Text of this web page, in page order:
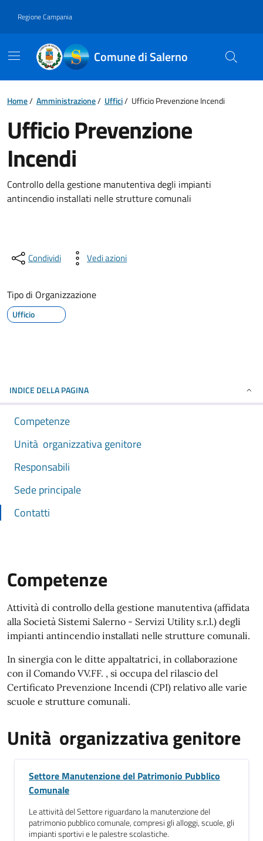
Regione Campania
Comune di Salerno
Home/ Amministrazione/ Uffici/ Ufficio Prevenzione Incendi
Ufficio Prevenzione
Incendi
Controllo della gestione manutentiva degli impianti
antincendio installati nelle strutture comunali
Condividi Vedi azioni
Tipo di Organizzazione
Ufficio
INDICE DELLA PAGINA
Competenze
Unità organizzativa genitore
Responsabili
Sede principale
Contatti
Competenze
Attività di controllo della gestione manutentiva (affidata
alla Società Sistemi Salerno - Servizi Utility s.r.l.) degli
impianti antincendio installati nelle strutture comunali.
In sinergia con le ditte appaltatrici, in collaborazione
con il Comando VV.FF. , si occupa del rilascio del
Certificato Prevenzione Incendi (CPI) relativo alle varie
scuole e strutture comunali.
Unità organizzativa genitore
Settore Manutenzione del Patrimonio Pubblico
Comunale
Le attività del Settore riguardano la manutenzione del
patrimonio pubblico comunale, compresi gli alloggi, scuole, gli
impianti sportivi e le palestre scolastiche.